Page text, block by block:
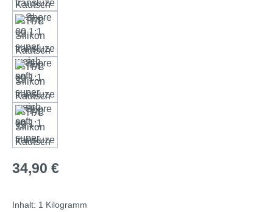
Regulärer Preis:
34,90 €
Inhalt: 1 Kilogramm